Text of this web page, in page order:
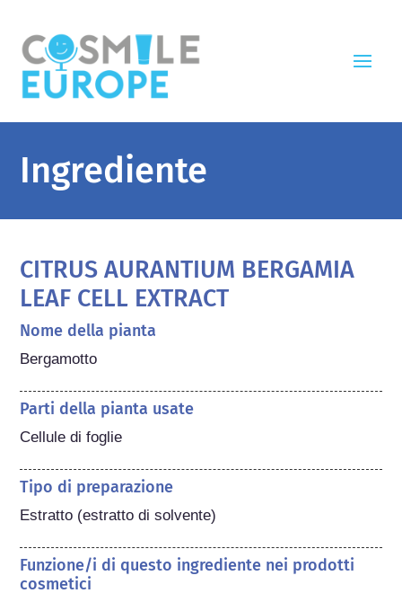
Ingrediente
CITRUS AURANTIUM BERGAMIA
LEAF CELL EXTRACT
Nome della pianta
Bergamotto
Parti della pianta usate
Cellule di foglie
Tipo di preparazione
Estratto (estratto di solvente)
Funzione/i di questo ingrediente nei prodotti
cosmetici